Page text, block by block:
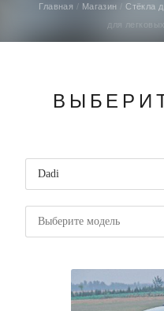
Главная Магазин Стёкла
для